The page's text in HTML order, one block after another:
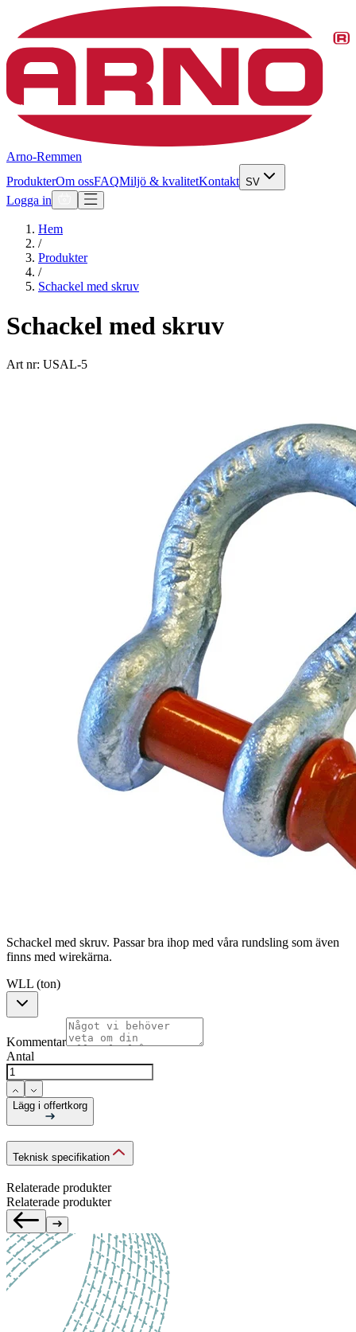
Arno-Remmen
ProdukterOm ossFAQMiljö & kvalitetKontakt SV
Logga in
Hem
/
Produkter
/
Schackel med skruv
Schackel med skruv
Art nr: USAL-5
Schackel med skruv. Passar bra ihop med våra rundsling som även
finns med wirekärna.
WLL (ton)
Kommentar
Antal
Lägg i offertkorg
Teknisk specifikation
Relaterade produkter
Relaterade produkter